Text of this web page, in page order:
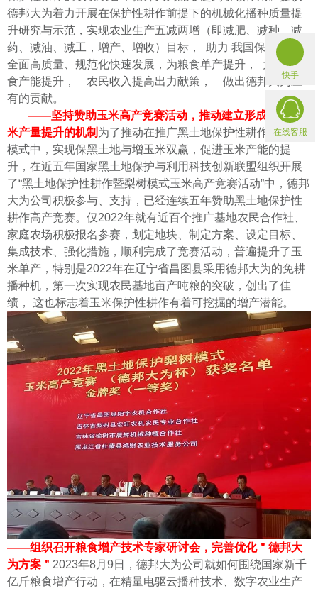
德邦大为着力开展在保护性耕作前提下的机械化播种质量提
升研究与示范，实现农业生产五减两增（即减肥、减种、减
药、减油、减工，增产、增收）目标， 助力 我国保护性耕作
全面高质量、规范化快速发展，为粮食单产提升， 为国家粮
食产能提升， 农民收入提高出力献策， 做出德邦大为应
有的贡献。
——坚持赞助玉米高产竞赛活动，推动建立形成促进玉
米产量提升的机制 为了推动在推广黑土地保护性耕作暨梨树
模式中，实现保黑土地与增玉米双赢，促进玉米产能的提
升，在近五年国家黑土地保护与利用科技创新联盟组织开展
了“黑土地保护性耕作暨梨树模式玉米高产竞赛活动”中，德邦
大为公司积极参与、支持，已经连续五年赞助黑土地保护性
耕作高产竞赛。仅2022年就有近百个推广基地农民合作社、
家庭农场积极报名参赛，划定地块、制定方案、设定目标、
集成技术、强化措施，顺利完成了竞赛活动，普遍提升了玉
米单产，特别是2022年在辽宁省昌图县采用德邦大为的免耕
播种机，第一次实现农民基地亩产吨粮的突破，创出了佳
绩， 这也标志着玉米保护性耕作有着可挖掘的增产潜能。
——组织召开粮食增产技术专家研讨会，完善优化＂德邦大
为方案＂ 2023年8月9日，德邦大为公司就如何围绕国家新千
亿斤粮食增产行动，在精量电驱云播种技术、数字农业生产
快手
在线客服